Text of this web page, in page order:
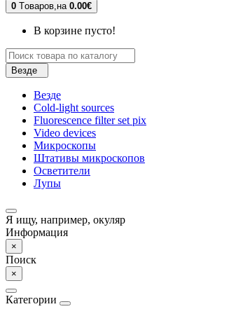
0 Tоваров, на 0.00€
В корзине пусто!
Везде
Везде
Cold-light sources
Fluorescence filter set pix
Video devices
Микроскопы
Штативы микроскопов
Осветители
Лупы
Я ищу, например, окуляр
Информация
×
Поиск
×
Категории